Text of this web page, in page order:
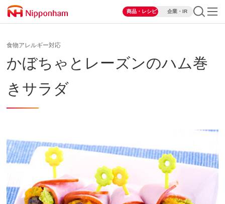
商品・レシピ 企業・IR
食物アレルギー対応
かぼちゃとレーズンのハム巻
きサラダ